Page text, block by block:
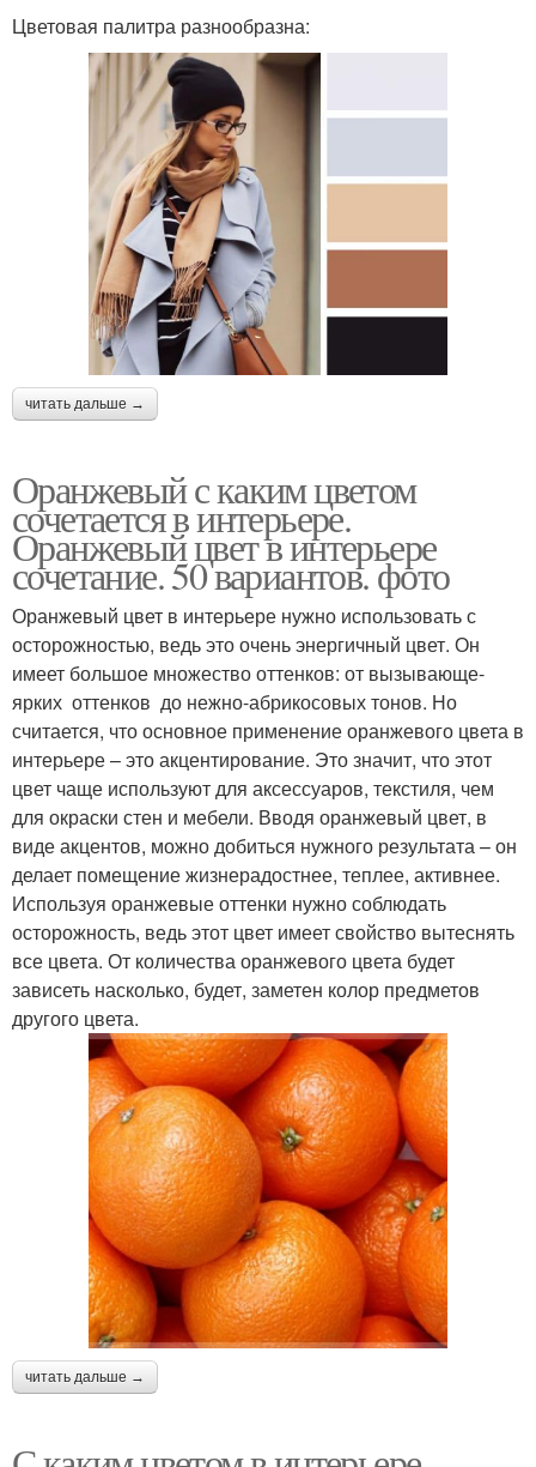
Цветовая палитра разнообразна:
читать дальше →
Оранжевый с каким цветом
сочетается в интерьере.
Оранжевый цвет в интерьере
сочетание. 50 вариантов. фото
Оранжевый цвет в интерьере нужно использовать с
осторожностью, ведь это очень энергичный цвет. Он
имеет большое множество оттенков: от вызывающе-
ярких оттенков до нежно-абрикосовых тонов. Но
считается, что основное применение оранжевого цвета в
интерьере – это акцентирование. Это значит, что этот
цвет чаще используют для аксессуаров, текстиля, чем
для окраски стен и мебели. Вводя оранжевый цвет, в
виде акцентов, можно добиться нужного результата – он
делает помещение жизнерадостнее, теплее, активнее.
Используя оранжевые оттенки нужно соблюдать
осторожность, ведь этот цвет имеет свойство вытеснять
все цвета. От количества оранжевого цвета будет
зависеть насколько, будет, заметен колор предметов
другого цвета.
читать дальше →